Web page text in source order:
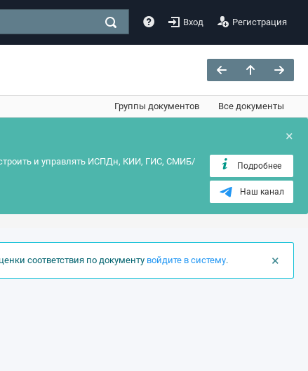
Вход Регистрация
Группы документов Все документы
×
и управлять ИСПДн, КИИ, ГИС, СМИБ/
Подробнее
Наш канал
×
соответствия по документу войдите в систему.